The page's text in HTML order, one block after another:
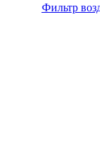
Фильтр